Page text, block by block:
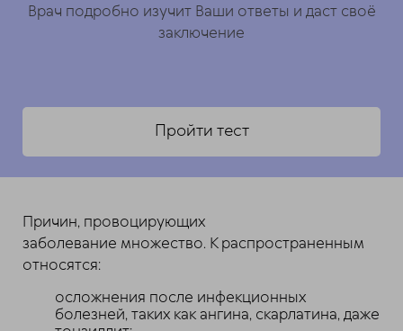
Врач подробно изучит Ваши ответы и даст своё
заключение
Пройти тест
Причин, провоцирующих
заболевание множество. К распространенным
относятся:
осложнения после инфекционных
болезней, таких как ангина, скарлатина, даже